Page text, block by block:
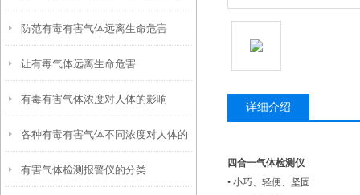
防范有毒有害气体远离生命危害
让有毒气体远离生命危害
有毒有害气体浓度对人体的影响
各种有毒有害气体不同浓度对人体的
影响
有害气体检测报警仪的分类
详细介绍
四合一气体检测仪
• 小巧、轻便、坚固